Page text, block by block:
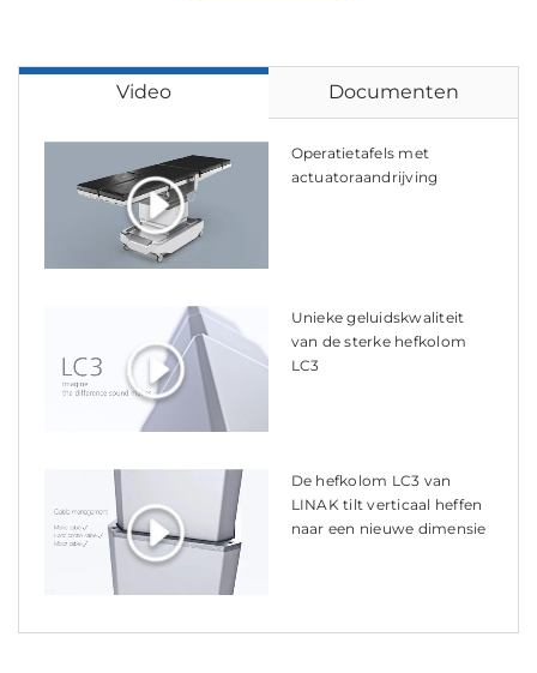
Video Documenten
Operatietafels met
actuatoraandrijving
Unieke geluidskwaliteit
van de sterke hefkolom
LC3
De hefkolom LC3 van
LINAK tilt verticaal heffen
naar een nieuwe dimensie